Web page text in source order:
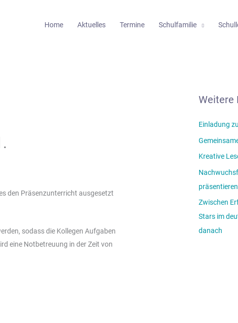
Home Aktuelles Termine Schulfamilie
den Präsenzunterricht ausgesetzt
sodass die Kollegen Aufgaben
eine Notbetreuung in der Zeit von
Weitere
Einladung
Kreative
Zwischen
Stars im
danach